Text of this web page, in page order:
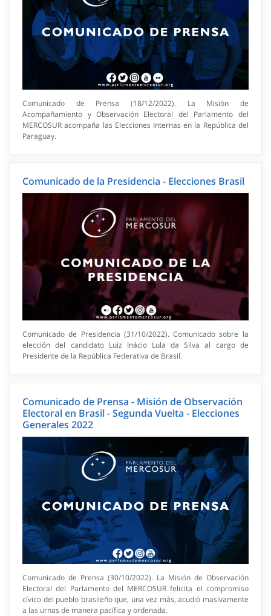
Comunicado de Prensa (18/12/2022). La Misión de
Acompañamiento y Observación Electoral del Parlamento del
MERCOSUR acompaña las Elecciones Internas en la República del
Paraguay.
Comunicado de la Presidencia - Elecciones Brasil
Comunicado de Presidencia (31/10/2022). Comunicado sobre la
elección del candidato Luiz Inácio Lula da Silva al cargo de
Presidente de la República Federativa de Brasil.
Comunicado de Prensa - Misión de Observación
Electoral en Brasil - Segunda Vuelta - Elecciones
Generales 2022
Comunicado de Prensa (30/10/2022). La Misión de Observación
Electoral del Parlamento del MERCOSUR felicita el compromiso
cívico del pueblo brasileño que, una vez más, acudió masivamente
a las urnas de manera pacífica y ordenada.